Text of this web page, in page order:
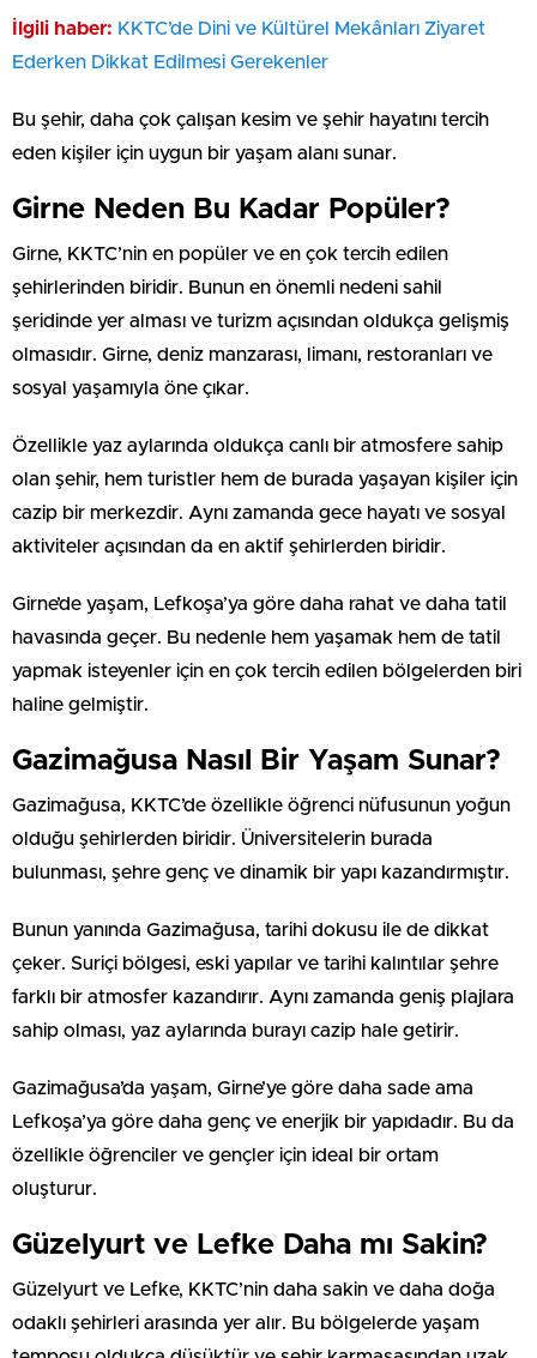
İlgili haber: ⁠KKTC’de Dini ve Kültürel Mekânları Ziyaret
Ederken Dikkat Edilmesi Gerekenler
Bu şehir, daha çok çalışan kesim ve şehir hayatını tercih
eden kişiler için uygun bir yaşam alanı sunar.
Girne Neden Bu Kadar Popüler?
Girne, KKTC’nin en popüler ve en çok tercih edilen
şehirlerinden biridir. Bunun en önemli nedeni sahil
şeridinde yer alması ve turizm açısından oldukça gelişmiş
olmasıdır. Girne, deniz manzarası, limanı, restoranları ve
sosyal yaşamıyla öne çıkar.
Özellikle yaz aylarında oldukça canlı bir atmosfere sahip
olan şehir, hem turistler hem de burada yaşayan kişiler için
cazip bir merkezdir. Aynı zamanda gece hayatı ve sosyal
aktiviteler açısından da en aktif şehirlerden biridir.
Girne’de yaşam, Lefkoşa’ya göre daha rahat ve daha tatil
havasında geçer. Bu nedenle hem yaşamak hem de tatil
yapmak isteyenler için en çok tercih edilen bölgelerden biri
haline gelmiştir.
Gazimağusa Nasıl Bir Yaşam Sunar?
Gazimağusa, KKTC’de özellikle öğrenci nüfusunun yoğun
olduğu şehirlerden biridir. Üniversitelerin burada
bulunması, şehre genç ve dinamik bir yapı kazandırmıştır.
Bunun yanında Gazimağusa, tarihi dokusu ile de dikkat
çeker. Suriçi bölgesi, eski yapılar ve tarihi kalıntılar şehre
farklı bir atmosfer kazandırır. Aynı zamanda geniş plajlara
sahip olması, yaz aylarında burayı cazip hale getirir.
Gazimağusa’da yaşam, Girne’ye göre daha sade ama
Lefkoşa’ya göre daha genç ve enerjik bir yapıdadır. Bu da
özellikle öğrenciler ve gençler için ideal bir ortam
oluşturur.
Güzelyurt ve Lefke Daha mı Sakin?
Güzelyurt ve Lefke, KKTC’nin daha sakin ve daha doğa
odaklı şehirleri arasında yer alır. Bu bölgelerde yaşam